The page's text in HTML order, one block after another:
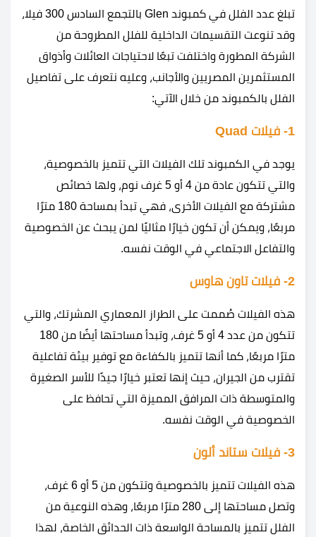
تبلغ عدد الفلل في كمبوند Glen بالتجمع السادس 300 فيلا،
وقد تنوعت التقسيمات الداخلية للفلل المطروحة من
الشركة المطورة واختلفت تبعًا لاحتياجات العائلات وأذواق
المستثمرين المصريين والأجانب، وعليه نتعرف على تفاصيل
الفلل بالكمبوند من خلال الآتي:
1- فيلات Quad
يوجد في الكمبوند تلك الفيلات التي تتميز بالخصوصية،
والتي تتكون عادة من 4 أو 5 غرف نوم، ولها خصائص
مشتركة مع الفيلات الأخرى، فهي تبدأ بمساحة 180 مترًا
مربعًا، ويمكن أن تكون خيارًا مثاليًا لمن يبحث عن الخصوصية
والتفاعل الاجتماعي في الوقت نفسه.
2- فيلات تاون هاوس
هذه الفيلات صُممت على الطراز المعماري المشرتك، والتي
تتكون من عدد 4 أو 5 غرف، وتبدأ مساحتها أيضًا من 180
مترًا مربعًا، كما أنها تتميز بالكفاءة مع توفير بيئة تفاعلية
تقترب من الجيران، حيث إنها تعتبر خيارًا جيدًا للأسر الصغيرة
والمتوسطة ذات المرافق المميزة التي تحافظ على
الخصوصية في الوقت نفسه.
3- فيلات ستاند ألون
هذه الفيلات تتميز بالخصوصية وتتكون من 5 أو 6 غرف،
وتصل مساحتها إلى 280 مترًا مربعًا، وهذه النوعية من
الفلل تتميز بالمساحة الواسعة ذات الحدائق الخاصة، لهذا